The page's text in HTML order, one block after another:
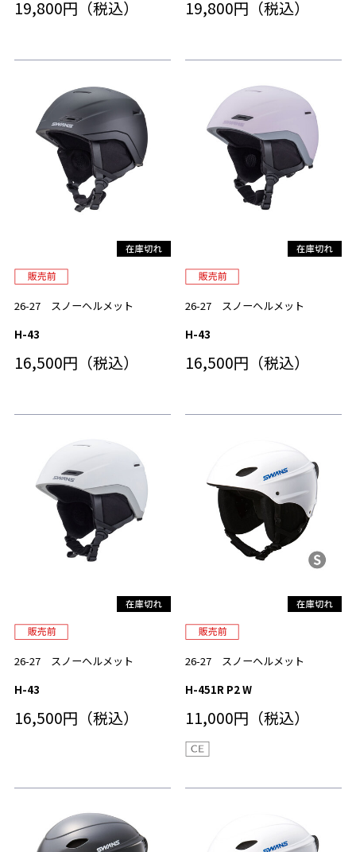
19,800円（税込） 19,800円（税込）
26-27 スノーヘルメット
H-43
16,500円（税込）
26-27 スノーヘルメット
H-43
16,500円（税込）
26-27 スノーヘルメット
H-43
16,500円（税込）
26-27 スノーヘルメット
H-451R P2 W
11,000円（税込）